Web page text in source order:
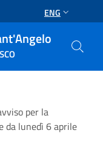
ENG
per la
da lunedì 6 aprile